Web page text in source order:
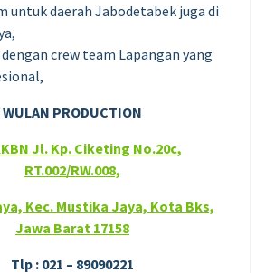
untuk daerah Jabodetabek juga di
crew team Lapangan yang
WULAN PRODUCTION
Jl. Kp. Ciketing No.20c,
RT.002/RW.008,
Kec. Mustika Jaya, Kota Bks,
Jawa Barat 17158
Tlp : 021 – 89090221